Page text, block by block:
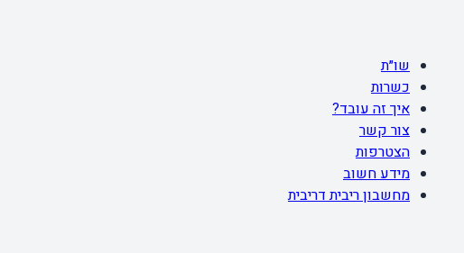
שו״ת
כשרות
איך זה עובד?
צור קשר
הצטרפות
מידע חשוב
מחשבון ריבית דריבית